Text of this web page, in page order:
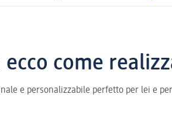
come
e personalizzabile perfetto per lei e